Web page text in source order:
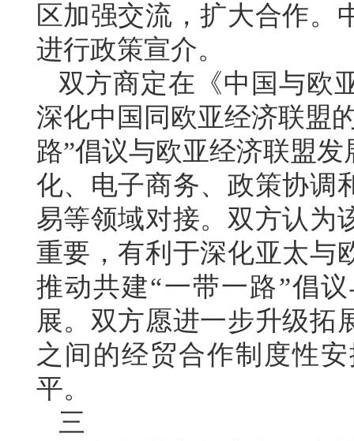
区加强交流，扩大合作。
进行政策宣介。
双方商定在《中国与欧
深化中国同欧亚经济联盟
路”倡议与欧亚经济联盟
化、电子商务、政策协调
易等领域对接。双方认为
重要，有利于深化亚太与
推动共建“一带一路”倡
展。双方愿进一步升级拓
之间的经贸合作制度性
平。
三